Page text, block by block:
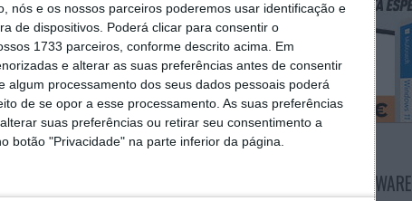
nós e os nossos parceiros poderemos usar identificação e
de dispositivos. Poderá clicar para consentir o
1733 parceiros, conforme descrito acima. Em
e alterar as suas preferências antes de consentir
algum processamento dos seus dados pessoais poderá
de se opor a esse processamento. As suas preferências
suas preferências ou retirar seu consentimento a
botão "Privacidade" na parte inferior da página.
NEWSLETTER PPLWARE